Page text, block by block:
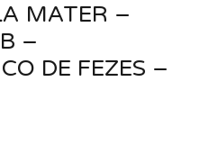
MATER –
–
DE FEZES –